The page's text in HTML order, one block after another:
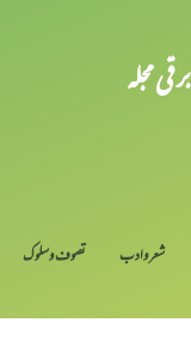
برقی مجلہ
شعر و ادب تصوف و سلوک